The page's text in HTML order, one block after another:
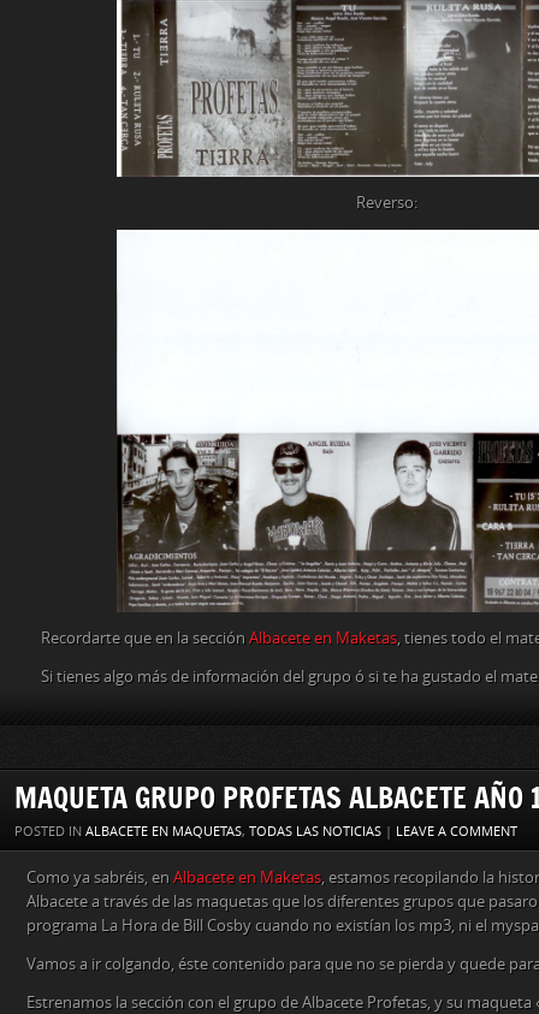
Reverso:
Recordarte que en la sección Albacete en Maketas, tienes todo el
Si tienes algo más de información del grupo ó si te ha gustado el
MAQUETA GRUPO PROFETAS ALBACETE AÑO
POSTED IN ALBACETE EN MAQUETAS, TODAS LAS NOTICIAS LEAVE A COMMENT
Como ya sabréis, en Albacete en Maketas, estamos recopilando la
Albacete a través de las maquetas que los diferentes grupos que
programa La Hora de Bill Cosby cuando no existían los mp3, ni el
Vamos a ir colgando, éste contenido para que no se pierda y quede
Estrenamos la sección con el grupo de Albacete Profetas, y su maqueta